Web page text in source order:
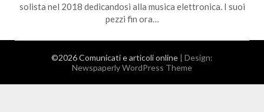
solista nel 2018 dedicandosi alla musica elettronica. I suoi
pezzi fin ora…
©2026 Comunicati e articoli online | Design:
Newspaperly WordPress Theme